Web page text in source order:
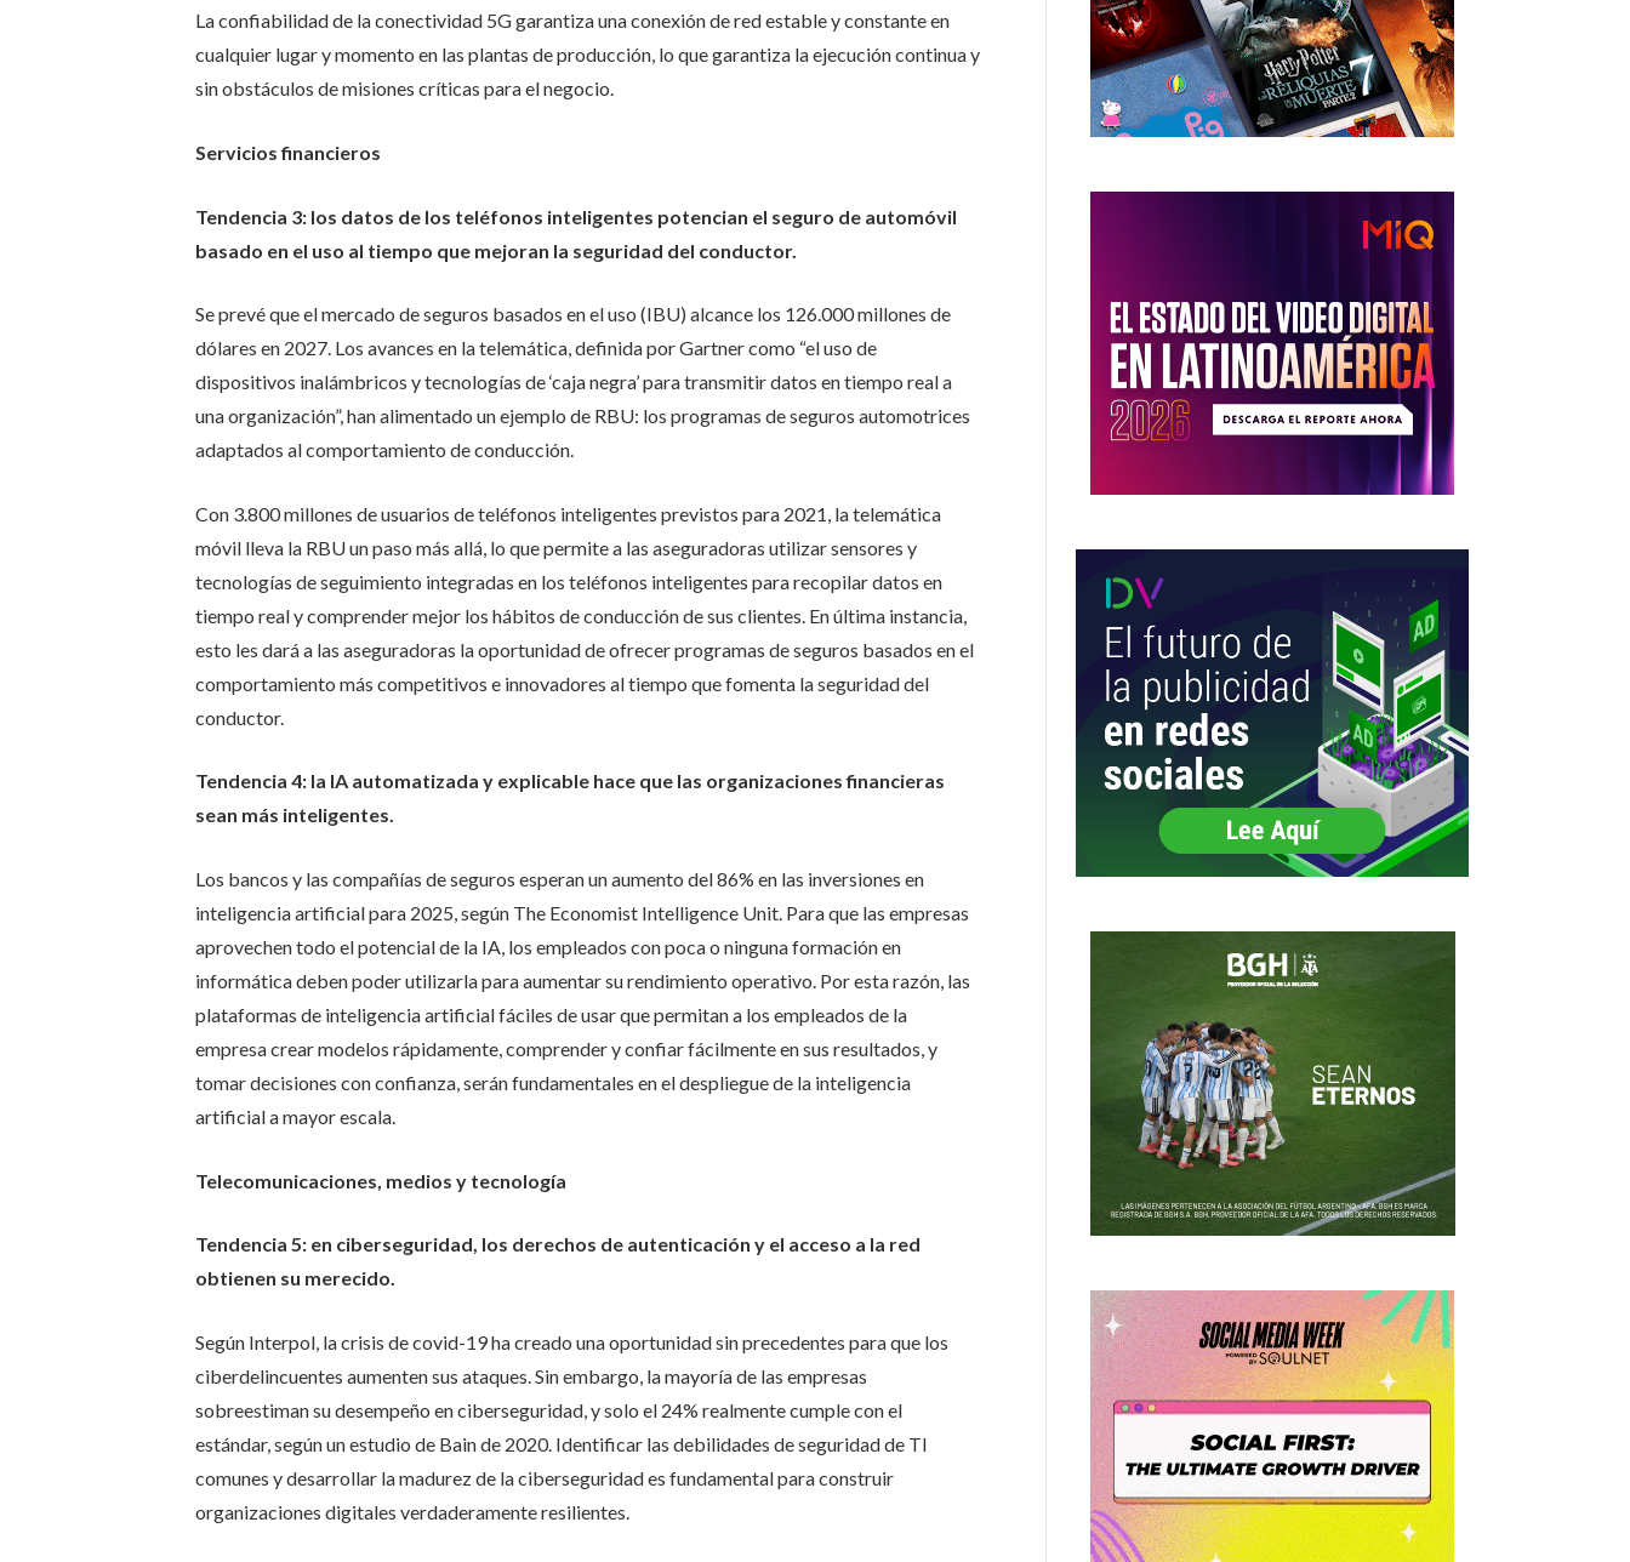
La confiabilidad de la conectividad 5G garantiza una conexión de red estable y constante en
cualquier lugar y momento en las plantas de producción, lo que garantiza la ejecución continua y
sin obstáculos de misiones críticas para el negocio.
Servicios financieros
Tendencia 3: los datos de los teléfonos inteligentes potencian el seguro de automóvil
basado en el uso al tiempo que mejoran la seguridad del conductor.
Se prevé que el mercado de seguros basados ​​en el uso (IBU) alcance los 126.000 millones de
dólares en 2027. Los avances en la telemática, definida por Gartner como “el uso de
dispositivos inalámbricos y tecnologías de ‘caja negra’ para transmitir datos en tiempo real a
una organización”, han alimentado un ejemplo de RBU: los programas de seguros automotrices
adaptados al comportamiento de conducción.
Con 3.800 millones de usuarios de teléfonos inteligentes previstos para 2021, la telemática
móvil lleva la RBU un paso más allá, lo que permite a las aseguradoras utilizar sensores y
tecnologías de seguimiento integradas en los teléfonos inteligentes para recopilar datos en
tiempo real y comprender mejor los hábitos de conducción de sus clientes. En última instancia,
esto les dará a las aseguradoras la oportunidad de ofrecer programas de seguros basados ​​en el
comportamiento más competitivos e innovadores al tiempo que fomenta la seguridad del
conductor.
Tendencia 4: la IA automatizada y explicable hace que las organizaciones financieras
sean más inteligentes.
Los bancos y las compañías de seguros esperan un aumento del 86% en las inversiones en
inteligencia artificial para 2025, según The Economist Intelligence Unit. Para que las empresas
aprovechen todo el potencial de la IA, los empleados con poca o ninguna formación en
informática deben poder utilizarla para aumentar su rendimiento operativo. Por esta razón, las
plataformas de inteligencia artificial fáciles de usar que permitan a los empleados de la
empresa crear modelos rápidamente, comprender y confiar fácilmente en sus resultados, y
tomar decisiones con confianza, serán fundamentales en el despliegue de la inteligencia
artificial a mayor escala.
Telecomunicaciones, medios y tecnología
Tendencia 5: en ciberseguridad, los derechos de autenticación y el acceso a la red
obtienen su merecido.
Según Interpol, la crisis de covid-19 ha creado una oportunidad sin precedentes para que los
ciberdelincuentes aumenten sus ataques. Sin embargo, la mayoría de las empresas
sobreestiman su desempeño en ciberseguridad, y solo el 24% realmente cumple con el
estándar, según un estudio de Bain de 2020. Identificar las debilidades de seguridad de TI
comunes y desarrollar la madurez de la ciberseguridad es fundamental para construir
organizaciones digitales verdaderamente resilientes.